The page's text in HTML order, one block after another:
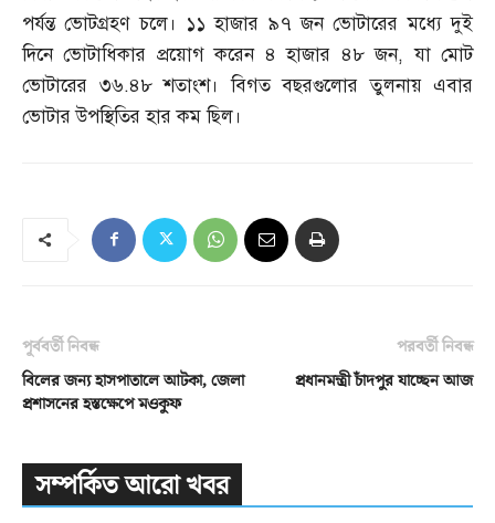
পর্যন্ত ভোটগ্রহণ চলে। ১১ হাজার ৯৭ জন ভোটারের মধ্যে দুই
দিনে ভোটাধিকার প্রয়োগ করেন ৪ হাজার ৪৮ জন,যা মোট
ভোটারের ৩৬.৪৮ শতাংশ। বিগত বছরগুলোর তুলনায় এবার
ভোটার উপস্থিতির হার কম ছিল।
পূর্ববর্তী নিবন্ধ
বিলের জন্য হাসপাতালে আটকা, জেলা
প্রশাসনের হস্তক্ষেপে মওকুফ
পরবর্তী নিবন্ধ
প্রধানমন্ত্রী চাঁদপুর যাচ্ছেন আজ
সম্পর্কিত আরো খবর